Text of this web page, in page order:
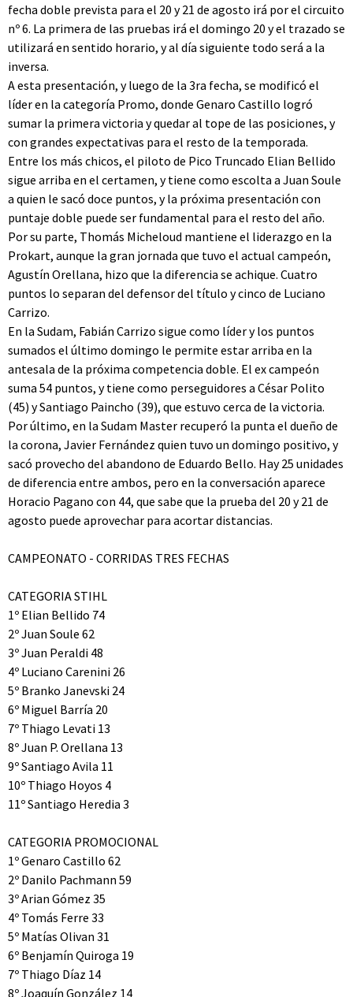
fecha doble prevista para el 20 y 21 de agosto irá por el circuito
nº 6. La primera de las pruebas irá el domingo 20 y el trazado se
utilizará en sentido horario, y al día siguiente todo será a la
inversa.
A esta presentación, y luego de la 3ra fecha, se modificó el
líder en la categoría Promo, donde Genaro Castillo logró
sumar la primera victoria y quedar al tope de las posiciones, y
con grandes expectativas para el resto de la temporada.
Entre los más chicos, el piloto de Pico Truncado Elian Bellido
sigue arriba en el certamen, y tiene como escolta a Juan Soule
a quien le sacó doce puntos, y la próxima presentación con
puntaje doble puede ser fundamental para el resto del año.
Por su parte, Thomás Micheloud mantiene el liderazgo en la
Prokart, aunque la gran jornada que tuvo el actual campeón,
Agustín Orellana, hizo que la diferencia se achique. Cuatro
puntos lo separan del defensor del título y cinco de Luciano
Carrizo.
En la Sudam, Fabián Carrizo sigue como líder y los puntos
sumados el último domingo le permite estar arriba en la
antesala de la próxima competencia doble. El ex campeón
suma 54 puntos, y tiene como perseguidores a César Polito
(45) y Santiago Paincho (39), que estuvo cerca de la victoria.
Por último, en la Sudam Master recuperó la punta el dueño de
la corona, Javier Fernández quien tuvo un domingo positivo, y
sacó provecho del abandono de Eduardo Bello. Hay 25 unidades
de diferencia entre ambos, pero en la conversación aparece
Horacio Pagano con 44, que sabe que la prueba del 20 y 21 de
agosto puede aprovechar para acortar distancias.
CAMPEONATO - CORRIDAS TRES FECHAS
CATEGORIA STIHL
1º Elian Bellido 74
2º Juan Soule 62
3º Juan Peraldi 48
4º Luciano Carenini 26
5º Branko Janevski 24
6º Miguel Barría 20
7º Thiago Levati 13
8º Juan P. Orellana 13
9º Santiago Avila 11
10º Thiago Hoyos 4
11º Santiago Heredia 3
CATEGORIA PROMOCIONAL
1º Genaro Castillo 62
2º Danilo Pachmann 59
3º Arian Gómez 35
4º Tomás Ferre 33
5º Matías Olivan 31
6º Benjamín Quiroga 19
7º Thiago Díaz 14
8º Joaquín González 14